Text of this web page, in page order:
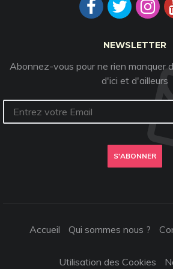
NEWSLETTER
Abonnez-vous pour ne rien manquer
d'ici et d'ailleurs
S'ABONNER
Accueil Qui sommes nous ?
Utilisation des Cookies